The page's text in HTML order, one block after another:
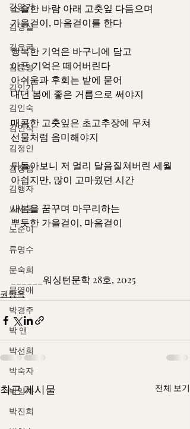
김영기
김영실
김은국
김은영
김인기
김인숙
김인식
김정인
김정임
김행자
노세웅
노순이
류명수
문숙희
문영애
박경주
박 앤
박선희
박숙자
박양자
박진희
소슬한 바람 아래 고춧잎 다듬으며
가을걷이, 마음걷이를 한다
행복한 기억은 바구니에 담고
아픈 기억은 떼어버린다
아쉬움과 후회는 밭에 묻어
내년 봄에 좋은 거름으로 써야지
매콤한 고춧잎은 초고추장에 무쳐
선물처럼 음미해야지
뒤돌아보니 저 멀리 달음질쳐버린 세월
아쉽지만, 많이 고마웠던 시간
새봄을 꿈꾸며 마무리하는
뿌듯한 가을걷이, 마음걷이
______워싱턴문학 28호, 2025
권향옥
최근 게시물 전체 보기